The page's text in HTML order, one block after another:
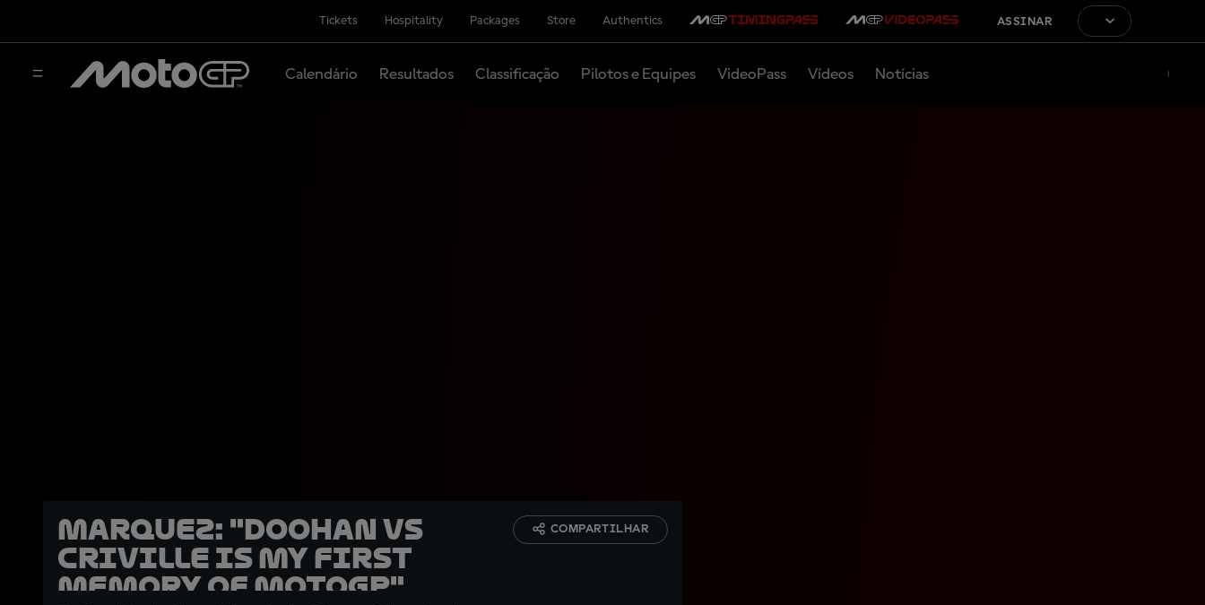
Tickets Hospitality Packages Store Authentics ASSINAR
Calendário Resultados Classificação Pilotos e Equipes VideoPass Vídeos Notícias
Marquez: "Doohan vs
Criville is my first
memory of MotoGP"
COMPARTILHAR